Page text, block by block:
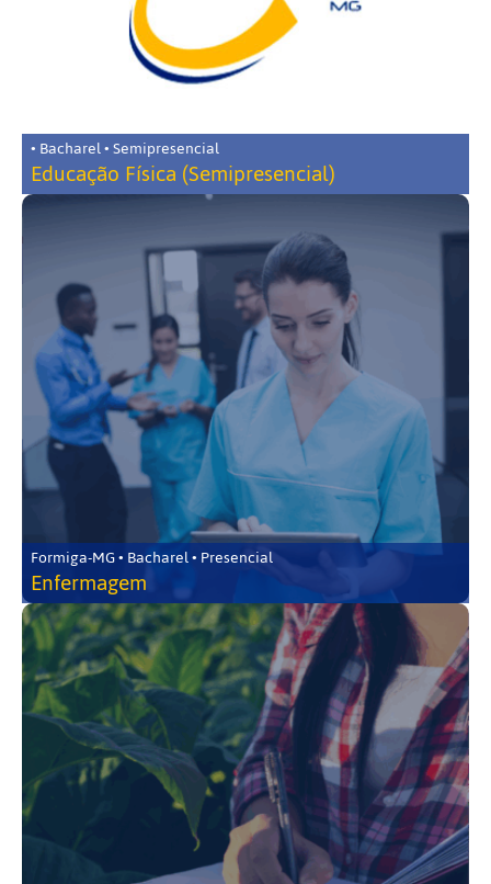
• Bacharel • Semipresencial
Educação Física (Semipresencial)
Formiga-MG • Bacharel • Presencial
Enfermagem